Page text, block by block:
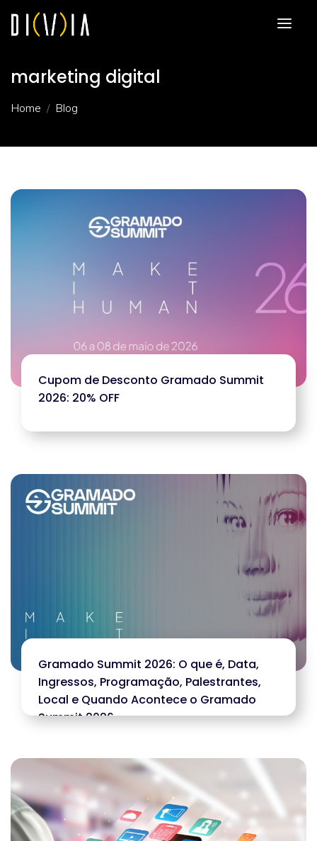
marketing digital
Home Blog
Cupom de Desconto Gramado Summit
2026: 20% OFF
Gramado Summit 2026: O que é, Data,
Ingressos, Programação, Palestrantes,
Local e Quando Acontece o Gramado
Summit 2026